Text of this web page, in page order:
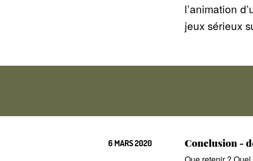
l’animation
jeux sérieux
6 MARS 2020 Conclusion -